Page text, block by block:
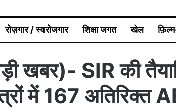
रोज़गार / स्वरोजगार शिक्षा जगत खेल
खबर)- SIR की
में 167 अतिरिक्त